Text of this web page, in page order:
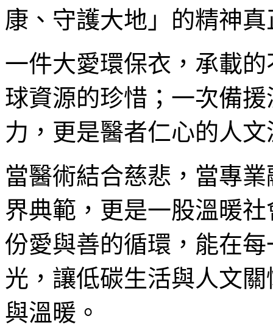
康、守護大地」的精神
一件大愛環保衣，承載
球資源的珍惜；一次備
力，更是醫者仁心的人
當醫術結合慈悲，當專
界典範，更是一股溫暖
份愛與善的循環，能在
光，讓低碳生活與人文
與溫暖。